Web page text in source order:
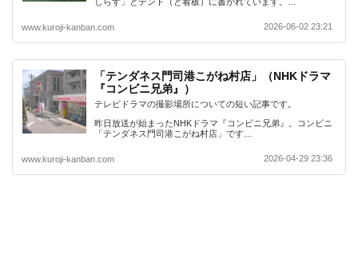
www.kuroji-kanban.com 2026-06-02 23:21
「テンダネス門司港こがね村店」（NHKドラマ
『コンビニ兄弟』）
テレビドラマの撮影場所についての短い記事です。
昨日放送が始まったNHKドラマ『コンビニ兄弟』。コンビニ
「テンダネス門司港こがね村店」です…
www.kuroji-kanban.com 2026-04-29 23:36